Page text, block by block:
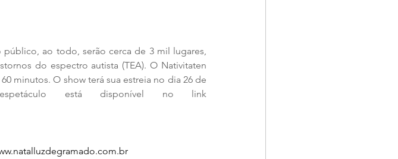
ao todo, serão cerca de 3 mil lugares,
do espectro autista (TEA). O Nativitaten
minutos. O show terá sua estreia no dia 26 de